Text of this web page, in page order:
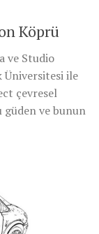
Köprü
ve Studio
Üniversitesi ile
çevresel
güden ve bunun